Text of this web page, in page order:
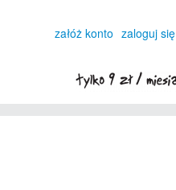
załóż konto zaloguj się